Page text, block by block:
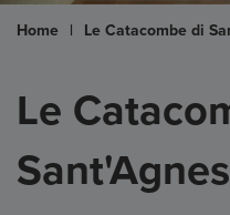
Home | Le Catacombe di
Le